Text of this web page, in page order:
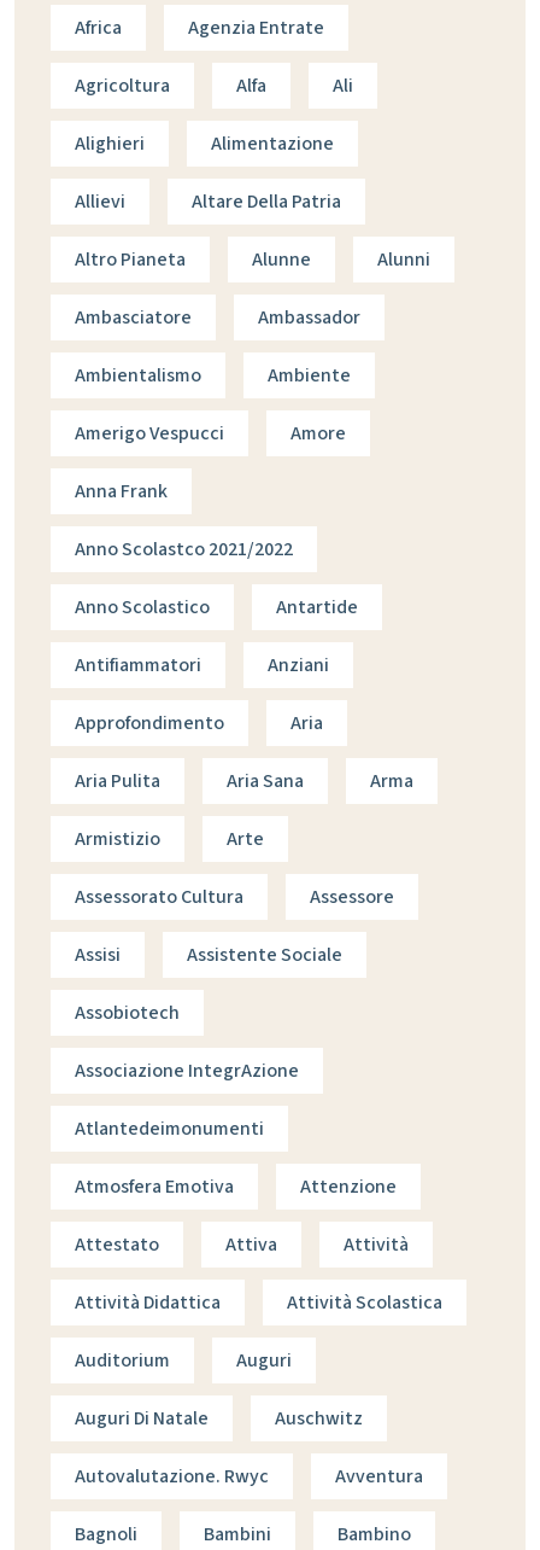
Africa Agenzia Entrate
Agricoltura Alfa Ali
Alighieri Alimentazione
Allievi Altare Della Patria
Altro Pianeta Alunne Alunni
Ambasciatore Ambassador
Ambientalismo Ambiente
Amerigo Vespucci Amore
Anna Frank
Anno Scolastco 2021/2022
Anno Scolastico Antartide
Antifiammatori Anziani
Approfondimento Aria
Aria Pulita Aria Sana Arma
Armistizio Arte
Assessorato Cultura Assessore
Assisi Assistente Sociale
Assobiotech
Associazione IntegrAzione
Atlantedeimonumenti
Atmosfera Emotiva Attenzione
Attestato Attiva Attività
Attività Didattica Attività Scolastica
Auditorium Auguri
Auguri Di Natale Auschwitz
Autovalutazione. Rwyc Avventura
Bagnoli Bambini Bambino